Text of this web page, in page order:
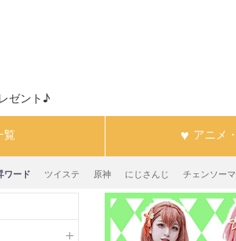
ゼント♪
覧 アニメ
ワード ツイステ 原神 にじさんじ チェンソー